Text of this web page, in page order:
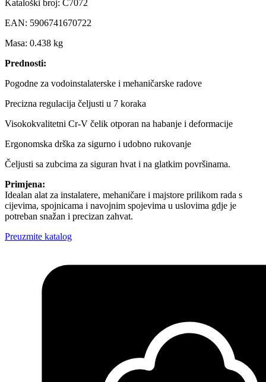
Kataloški broj: C7072
EAN: 5906741670722
Masa: 0.438 kg
Prednosti:
Pogodne za vodoinstalaterske i mehaničarske radove
Precizna regulacija čeljusti u 7 koraka
Visokokvalitetni Cr-V čelik otporan na habanje i deformacije
Ergonomska drška za sigurno i udobno rukovanje
Čeljusti sa zubcima za siguran hvat i na glatkim površinama.
Primjena:
Idealan alat za instalatere, mehaničare i majstore prilikom rada s
cijevima, spojnicama i navojnim spojevima u uslovima gdje je
potreban snažan i precizan zahvat.
Preuzmite katalog